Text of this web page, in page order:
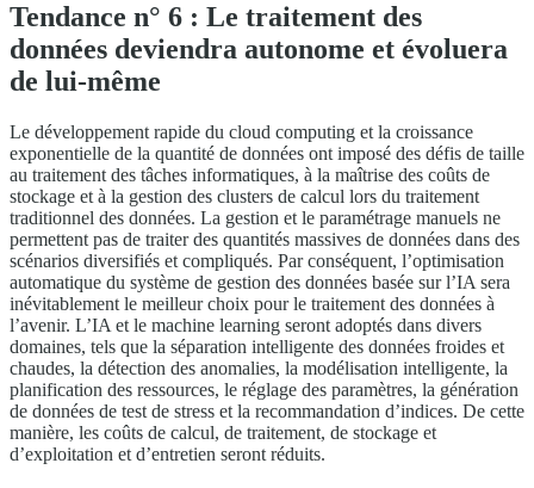
Tendance n° 6 : Le traitement des
données deviendra autonome et évoluera
de lui-même
Le développement rapide du cloud computing et la croissance
exponentielle de la quantité de données ont imposé des défis de taille
au traitement des tâches informatiques, à la maîtrise des coûts de
stockage et à la gestion des clusters de calcul lors du traitement
traditionnel des données. La gestion et le paramétrage manuels ne
permettent pas de traiter des quantités massives de données dans des
scénarios diversifiés et compliqués. Par conséquent, l’optimisation
automatique du système de gestion des données basée sur l’IA sera
inévitablement le meilleur choix pour le traitement des données à
l’avenir. L’IA et le machine learning seront adoptés dans divers
domaines, tels que la séparation intelligente des données froides et
chaudes, la détection des anomalies, la modélisation intelligente, la
planification des ressources, le réglage des paramètres, la génération
de données de test de stress et la recommandation d’indices. De cette
manière, les coûts de calcul, de traitement, de stockage et
d’exploitation et d’entretien seront réduits.